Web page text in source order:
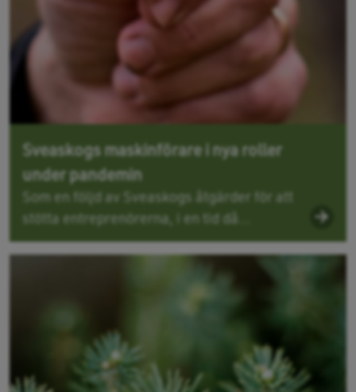
Sveaskogs maskinförare i nya roller
under pandemin
Som en följd av Sveaskogs åtgärder för att
stötta entreprenörerna, i en tid då...